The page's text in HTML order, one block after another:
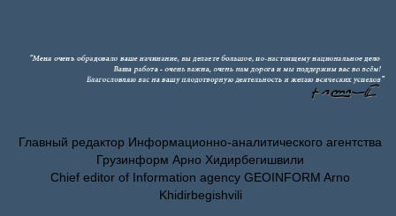
Главный редактор Информационно-аналитического агентства
Грузинформ Арно Хидирбегишвили
Chief editor of Information agency GEOINFORM Arno
Khidirbegishvili